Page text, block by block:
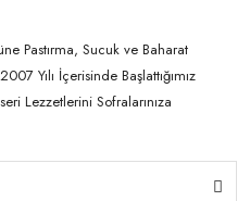
Pastırma, Sucuk ve Baharat
Yılı İçerisinde Başlattığımız
Lezzetlerini Sofralarınıza